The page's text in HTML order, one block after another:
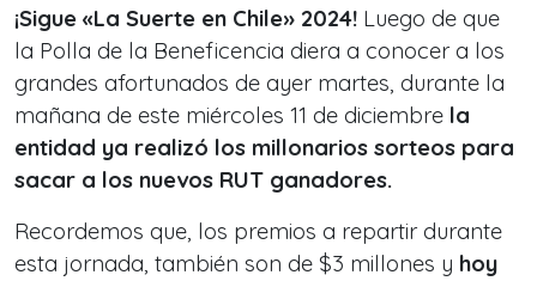
¡Sigue «La Suerte en Chile» 2024! Luego de que
la Polla de la Beneficencia diera a conocer a los
grandes afortunados de ayer martes, durante la
mañana de este miércoles 11 de diciembre la
entidad ya realizó los millonarios sorteos para
sacar a los nuevos RUT ganadores.
Recordemos que, los premios a repartir durante
esta jornada, también son de $3 millones y hoy